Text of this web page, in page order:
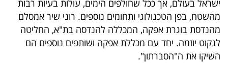
40
UNDER
40
ישראל בעולם, אך ככל שחולפים הימים, עולות בעיות רבות
מהשטח, בפן הטכנולוגי ותחומים נוספים. רוני שיר אמסלם
מהנדסת בוגרת אפקה, המכללה להנדסה בת"א, החליטה
לנקוט יוזמה. יחד עם מכללת אפקה ושותפים נוספים הם
השיקו את ה"הסברתון".